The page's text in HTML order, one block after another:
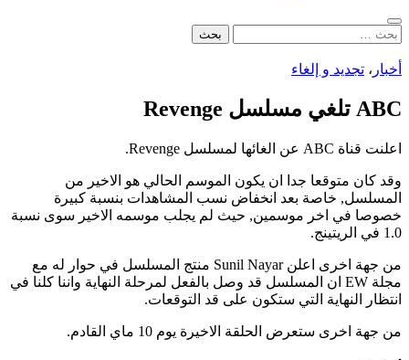
بحث
البحث
أخبار ، تجديد و إلغاء
ABC تلغي مسلسل Revenge
اعلنت قناة ABC عن الغائها لمسلسل Revenge.
وقد كان متوقعا جدا ان يكون الموسم الحالي هو الاخير من
المسلسل, خاصة بعد انخفاض نسب المشاهدات بنسبة كبيرة
خصوصا في اخر موسمين, حيث لم يجلب موسمه الاخير سوى نسبة
1.0 في الريتينج.
من جهة اخرى اعلن Sunil Nayar منتج المسلسل في حوار له مع
مجلة EW ان المسلسل قد وصل بالفعل لمرحلة النهاية واننا كلنا في
انتظار النهاية التي ستكون على قد التوقعات.
من جهة اخرى ستعرض الحلقة الاخيرة يوم 10 ماي القادم.